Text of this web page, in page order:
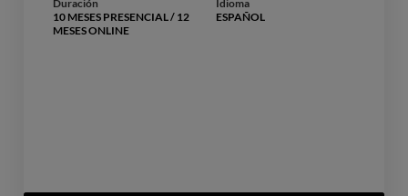
Duración
10 MESES PRESENCIAL / 12
MESES ONLINE
Idioma
ESPAÑOL